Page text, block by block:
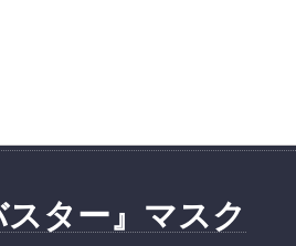
ター』マスク